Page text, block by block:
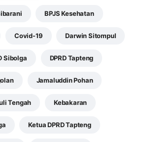
BPJS Kesehatan
Covid-19 Darwin Sitompul
Sibolga DPRD Tapteng
Jamaluddin Pohan
Tengah Kebakaran
Ketua DPRD Tapteng